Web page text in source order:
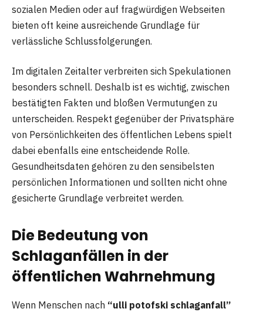
sozialen Medien oder auf fragwürdigen Webseiten
bieten oft keine ausreichende Grundlage für
verlässliche Schlussfolgerungen.
Im digitalen Zeitalter verbreiten sich Spekulationen
besonders schnell. Deshalb ist es wichtig, zwischen
bestätigten Fakten und bloßen Vermutungen zu
unterscheiden. Respekt gegenüber der Privatsphäre
von Persönlichkeiten des öffentlichen Lebens spielt
dabei ebenfalls eine entscheidende Rolle.
Gesundheitsdaten gehören zu den sensibelsten
persönlichen Informationen und sollten nicht ohne
gesicherte Grundlage verbreitet werden.
Die Bedeutung von
Schlaganfällen in der
öffentlichen Wahrnehmung
Wenn Menschen nach “ulli potofski schlaganfall”